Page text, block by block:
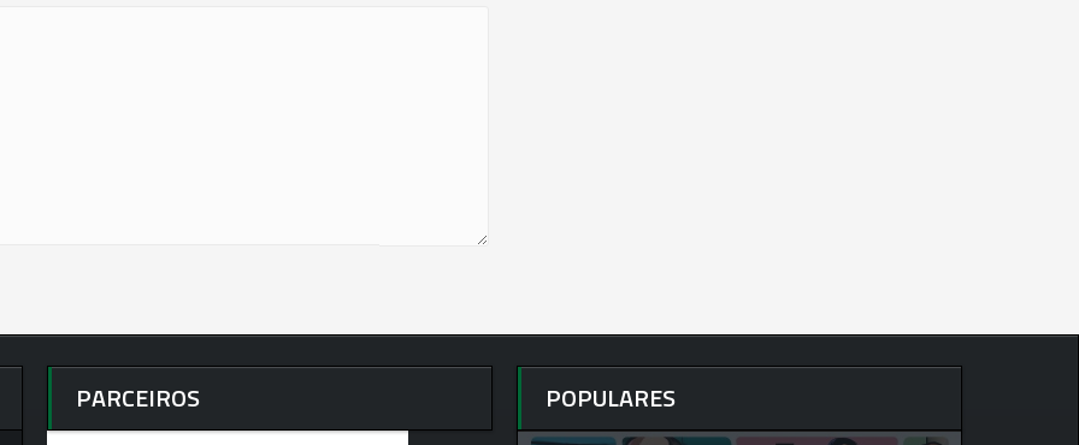
PARCEIROS POPULARES